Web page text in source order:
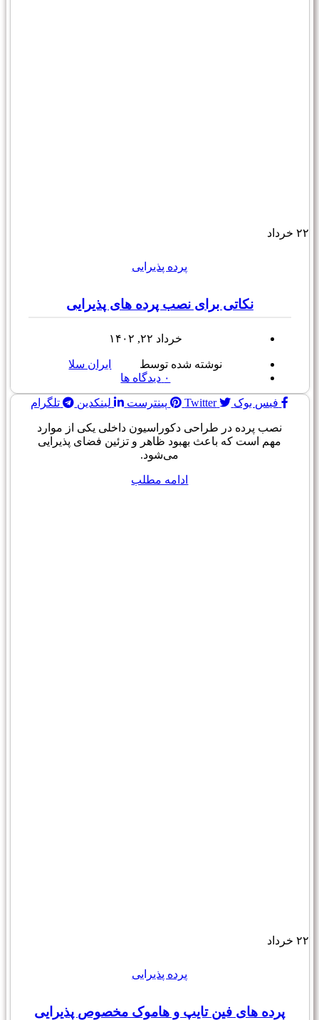
۲۲ خرداد
پرده پذیرایی
نکاتی برای نصب پرده های پذیرایی
خرداد ۲۲, ۱۴۰۲
نوشته شده توسط
ایران سلا
۰ دیدگاه ها
فیس بوک Twitter پینترست لینکدین تلگرام
نصب پرده در طراحی دکوراسیون داخلی یکی از موارد
مهم است که باعث بهبود ظاهر و تزئین فضای پذیرایی
می‌شود.
ادامه مطلب
۲۲ خرداد
پرده پذیرایی
پرده های فین تایپ و هاموک مخصوص پذیرایی